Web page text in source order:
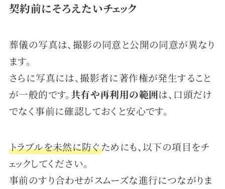
契約前にそろえたいチェック
葬儀の写真は、撮影の同意と公開の同意が異なり
ます。
さらに写真には、撮影者に著作権が発生すること
が一般的です。共有や再利用の範囲は、口頭だけ
でなく事前に確認しておくと安心です。
トラブルを未然に防ぐためにも、以下の項目をチ
ェックしてください。
事前のすり合わせがスムーズな進行につながりま